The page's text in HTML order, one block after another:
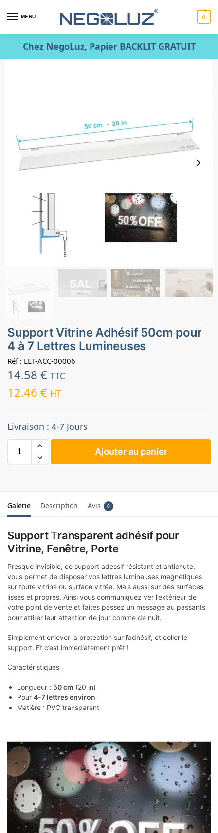
MENU 0
Chez NegoLuz, Papier BACKLIT GRATUIT
Support Vitrine Adhésif 50cm pour
4 à 7 Lettres Lumineuses
Réf : LET-ACC-00006
14.58 € TTC
12.46 € HT
Livraison : 4-7 Jours
Ajouter au panier
Galerie Description Avis 0
Support Transparent adhésif pour
Vitrine, Fenêtre, Porte
Presque invisible, ce support adessif résistant et antichute,
vous permet de disposer vos lettres lumineuses magnétiques
sur toute vitrine ou surface vitrée. Mais aussi sur des surfaces
lisses et propres. Ainsi vous communiquez ver l’extérieur de
votre point de vente et faites passez un message au passants
pour attirer leur attention de jour comme de nuit.
Simplement enlever la protection sur l’adhésif, et coller le
support. Et c’est immédiatement prêt !
Caractéristiques
Longueur : 50 cm (20 in)
Pour 4-7 lettres environ
Matière : PVC transparent